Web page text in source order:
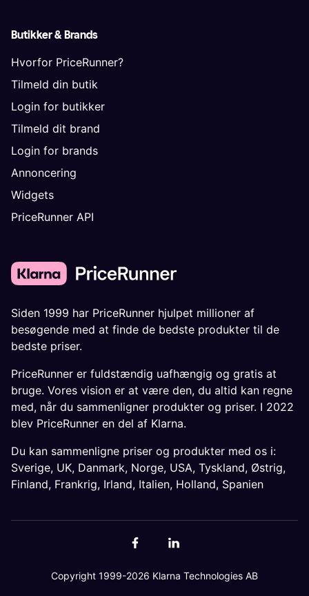
Butikker & Brands
Hvorfor PriceRunner?
Tilmeld din butik
Login for butikker
Tilmeld dit brand
Login for brands
Annoncering
Widgets
PriceRunner API
Siden 1999 har PriceRunner hjulpet millioner af
besøgende med at finde de bedste produkter til de
bedste priser.
PriceRunner er fuldstændig uafhængig og gratis at
bruge. Vores vision er at være den, du altid kan regne
med, når du sammenligner produkter og priser. I 2022
blev PriceRunner en del af Klarna.
Du kan sammenligne priser og produkter med os i:
Sverige, UK, Danmark, Norge, USA, Tyskland, Østrig,
Finland, Frankrig, Irland, Italien, Holland, Spanien
Copyright 1999-2026 Klarna Technologies AB